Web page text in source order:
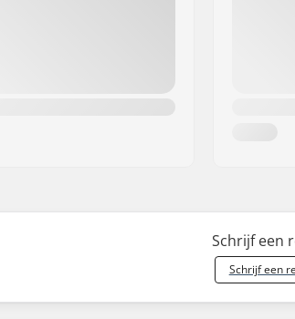
Schrijf een
Schrijf een